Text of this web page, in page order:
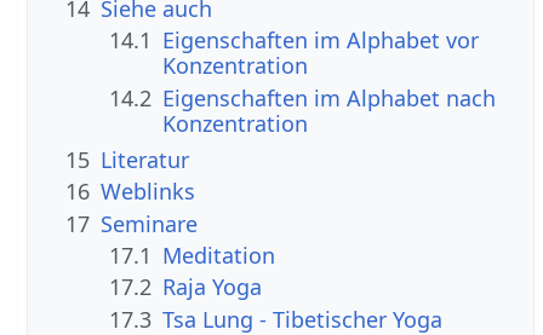
14 Siehe auch
14.1 Eigenschaften im Alphabet vor
Konzentration
14.2 Eigenschaften im Alphabet nach
Konzentration
15 Literatur
16 Weblinks
17 Seminare
17.1 Meditation
17.2 Raja Yoga
17.3 Tsa Lung - Tibetischer Yoga